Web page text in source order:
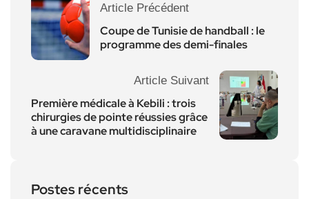
Article Précédent
Coupe de Tunisie de handball : le
programme des demi-finales
Article Suivant
Première médicale à Kebili : trois
chirurgies de pointe réussies grâce
à une caravane multidisciplinaire
Postes récents